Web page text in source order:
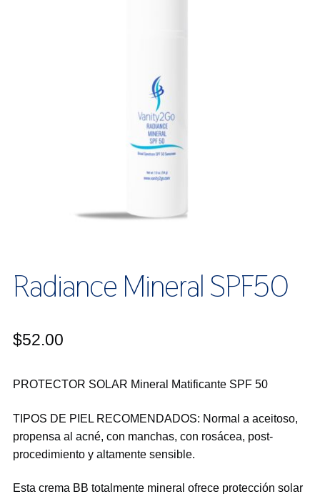
Radiance Mineral SPF50
$52.00
PROTECTOR SOLAR Mineral Matificante SPF 50
TIPOS DE PIEL RECOMENDADOS: Normal a aceitoso,
propensa al acné, con manchas, con rosácea, post-
procedimiento y altamente sensible.
Esta crema BB totalmente mineral ofrece protección solar